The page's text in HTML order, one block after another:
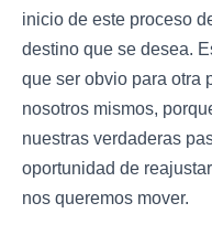
inicio de este proceso
destino que se desea.
que ser obvio para otra
nosotros mismos,
nuestras verdaderas
oportunidad de
nos queremos mover.